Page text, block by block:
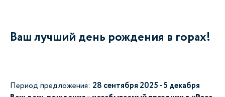
Ваш лучший день рождения в горах!
Период предложения: 28 сентября 2025 - 5 декабря